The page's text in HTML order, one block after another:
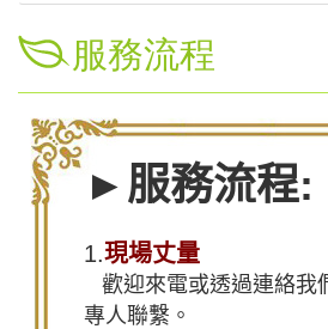
服務流程
► 服務流程:
1.現場丈量
歡迎來電或透過連絡我
專人聯繫。